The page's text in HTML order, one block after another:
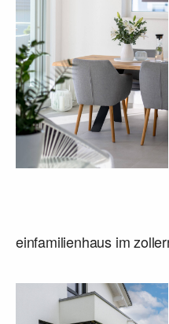
einfamilienhaus im